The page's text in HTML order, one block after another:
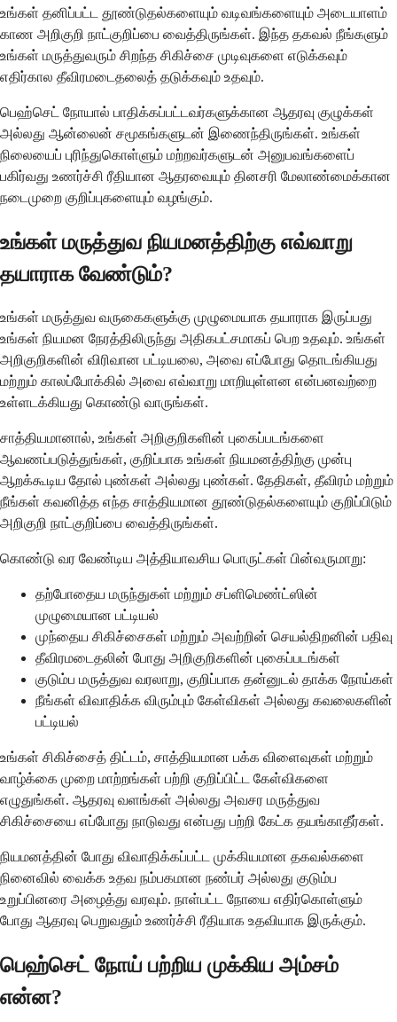
உங்கள் தனிப்பட்ட தூண்டுதல்களையும் வடிவங்களையும் அடையாளம்
காண அறிகுறி நாட்குறிப்பை வைத்திருங்கள். இந்த தகவல் நீங்களும்
உங்கள் மருத்துவரும் சிறந்த சிகிச்சை முடிவுகளை எடுக்கவும்
எதிர்கால தீவிரமடைதலைத் தடுக்கவும் உதவும்.
பெஹ்செட் நோயால் பாதிக்கப்பட்டவர்களுக்கான ஆதரவு குழுக்கள்
அல்லது ஆன்லைன் சமூகங்களுடன் இணைந்திருங்கள். உங்கள்
நிலையைப் புரிந்துகொள்ளும் மற்றவர்களுடன் அனுபவங்களைப்
பகிர்வது உணர்ச்சி ரீதியான ஆதரவையும் தினசரி மேலாண்மைக்கான
நடைமுறை குறிப்புகளையும் வழங்கும்.
உங்கள் மருத்துவ நியமனத்திற்கு எவ்வாறு
தயாராக வேண்டும்?
உங்கள் மருத்துவ வருகைகளுக்கு முழுமையாக தயாராக இருப்பது
உங்கள் நியமன நேரத்திலிருந்து அதிகபட்சமாகப் பெற உதவும். உங்கள்
அறிகுறிகளின் விரிவான பட்டியலை, அவை எப்போது தொடங்கியது
மற்றும் காலப்போக்கில் அவை எவ்வாறு மாறியுள்ளன என்பனவற்றை
உள்ளடக்கியது கொண்டு வாருங்கள்.
சாத்தியமானால், உங்கள் அறிகுறிகளின் புகைப்படங்களை
ஆவணப்படுத்துங்கள், குறிப்பாக உங்கள் நியமனத்திற்கு முன்பு
ஆறக்கூடிய தோல் புண்கள் அல்லது புண்கள். தேதிகள், தீவிரம் மற்றும்
நீங்கள் கவனித்த எந்த சாத்தியமான தூண்டுதல்களையும் குறிப்பிடும்
அறிகுறி நாட்குறிப்பை வைத்திருங்கள்.
கொண்டு வர வேண்டிய அத்தியாவசிய பொருட்கள் பின்வருமாறு:
தற்போதைய மருந்துகள் மற்றும் சப்ளிமெண்ட்ஸின்
முழுமையான பட்டியல்
முந்தைய சிகிச்சைகள் மற்றும் அவற்றின் செயல்திறனின் பதிவு
தீவிரமடைதலின் போது அறிகுறிகளின் புகைப்படங்கள்
குடும்ப மருத்துவ வரலாறு, குறிப்பாக தன்னுடல் தாக்க நோய்கள்
நீங்கள் விவாதிக்க விரும்பும் கேள்விகள் அல்லது கவலைகளின்
பட்டியல்
உங்கள் சிகிச்சைத் திட்டம், சாத்தியமான பக்க விளைவுகள் மற்றும்
வாழ்க்கை முறை மாற்றங்கள் பற்றி குறிப்பிட்ட கேள்விகளை
எழுதுங்கள். ஆதரவு வளங்கள் அல்லது அவசர மருத்துவ
சிகிச்சையை எப்போது நாடுவது என்பது பற்றி கேட்க தயங்காதீர்கள்.
நியமனத்தின் போது விவாதிக்கப்பட்ட முக்கியமான தகவல்களை
நினைவில் வைக்க உதவ நம்பகமான நண்பர் அல்லது குடும்ப
உறுப்பினரை அழைத்து வரவும். நாள்பட்ட நோயை எதிர்கொள்ளும்
போது ஆதரவு பெறுவதும் உணர்ச்சி ரீதியாக உதவியாக இருக்கும்.
பெஹ்செட் நோய் பற்றிய முக்கிய அம்சம்
என்ன?